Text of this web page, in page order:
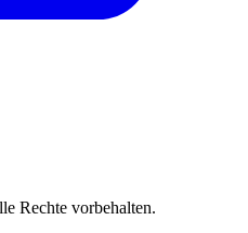
Rechte vorbehalten.